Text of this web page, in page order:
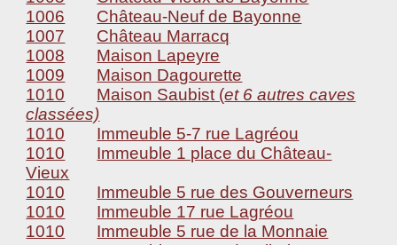
1006
Château-Neuf de Bayonne
1007
Château Marracq
1008
Maison Lapeyre
1009
Maison Dagourette
1010
Maison Saubist (et 6 autres caves
classées)
1010
Immeuble 5-7 rue Lagréou
1010
Immeuble 1 place du Château-
Vieux
1010
Immeuble 5 rue des Gouverneurs
1010
Immeuble 17 rue Lagréou
1010
Immeuble 5 rue de la Monnaie